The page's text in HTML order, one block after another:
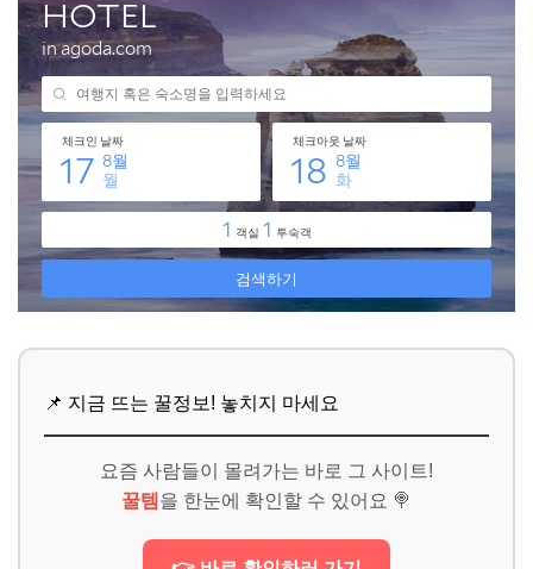
📌 지금 뜨는 꿀정보! 놓치지 마세요
요즘 사람들이 몰려가는 바로 그 사이트!
꿀템 을 한눈에 확인할 수 있어요 🍭